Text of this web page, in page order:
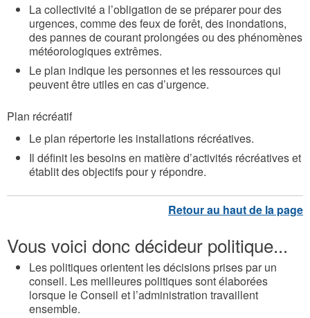
La collectivité a l’obligation de se préparer pour des
urgences, comme des feux de forêt, des inondations,
des pannes de courant prolongées ou des phénomènes
météorologiques extrêmes.
Le plan indique les personnes et les ressources qui
peuvent être utiles en cas d’urgence.
Plan récréatif
Le plan répertorie les installations récréatives.
Il définit les besoins en matière d’activités récréatives et
établit des objectifs pour y répondre.
Vous voici donc décideur politique...
Les politiques orientent les décisions prises par un
conseil. Les meilleures politiques sont élaborées
lorsque le Conseil et l’administration travaillent
ensemble.